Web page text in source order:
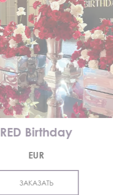
RED Birthday
EUR
ЗАКАЗАТЬ